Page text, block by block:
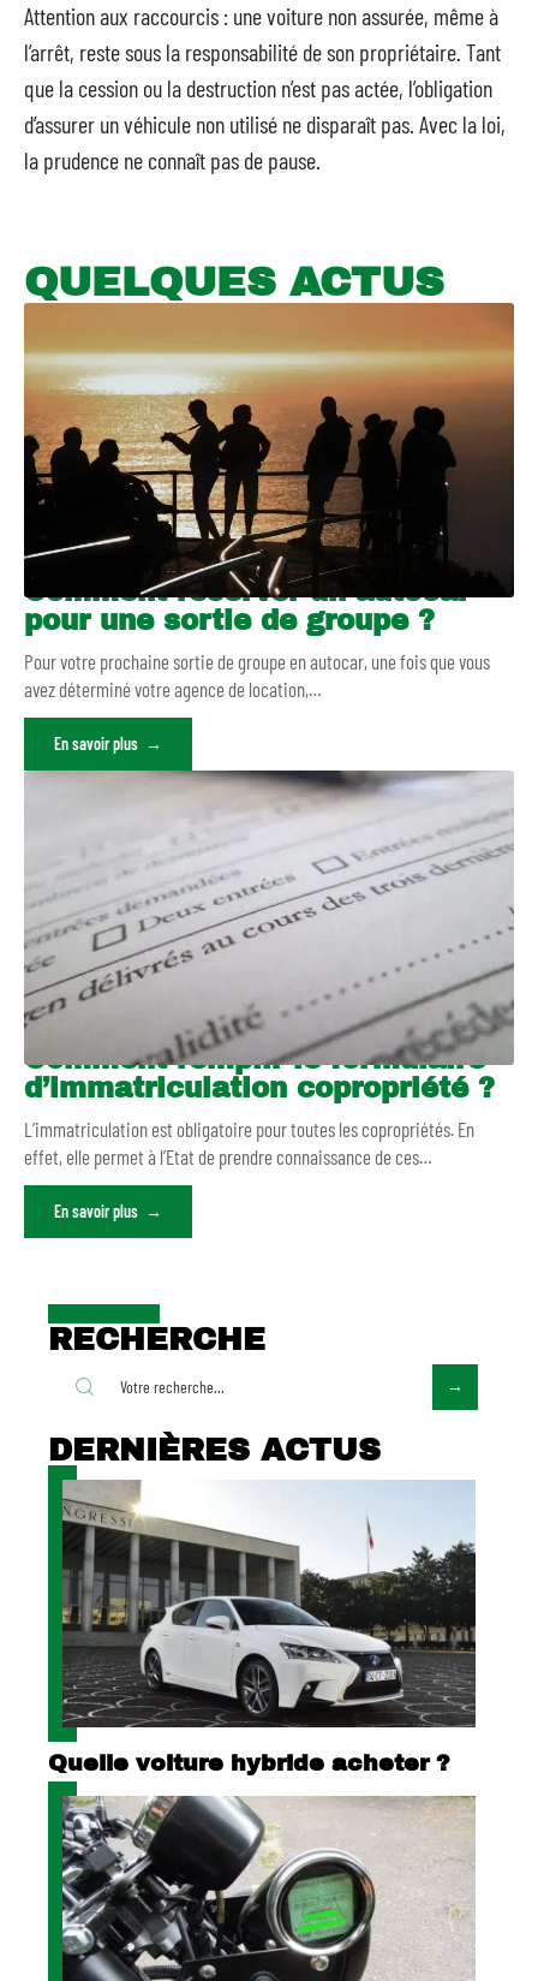
Attention aux raccourcis : une voiture non assurée, même à
l’arrêt, reste sous la responsabilité de son propriétaire. Tant
que la cession ou la destruction n’est pas actée, l’obligation
d’assurer un véhicule non utilisé ne disparaît pas. Avec la loi,
la prudence ne connaît pas de pause.
QUELQUES ACTUS
Comment réserver un autocar
pour une sortie de groupe ?
Pour votre prochaine sortie de groupe en autocar, une fois que vous
avez déterminé votre agence de location,…
En savoir plus
Comment remplir le formulaire
d’immatriculation copropriété ?
L’immatriculation est obligatoire pour toutes les copropriétés. En
effet, elle permet à l’Etat de prendre connaissance de ces…
En savoir plus
RECHERCHE
DERNIÈRES ACTUS
Quelle voiture hybride acheter ?